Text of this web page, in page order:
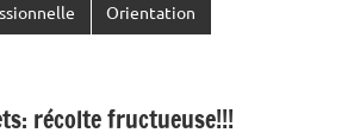
Orientation
récolte fructueuse!!!